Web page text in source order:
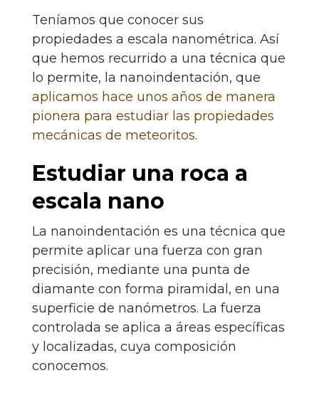
Teníamos que conocer sus
propiedades a escala nanométrica. Así
que hemos recurrido a una técnica que
lo permite, la nanoindentación, que
aplicamos hace unos años de manera
pionera para estudiar las propiedades
mecánicas de meteoritos.
Estudiar una roca a
escala nano
La nanoindentación es una técnica que
permite aplicar una fuerza con gran
precisión, mediante una punta de
diamante con forma piramidal, en una
superficie de nanómetros. La fuerza
controlada se aplica a áreas específicas
y localizadas, cuya composición
conocemos.